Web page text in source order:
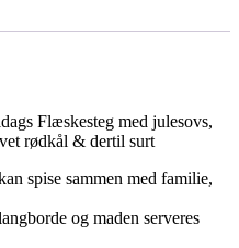
Flæskesteg med julesovs,
rødkål & dertil surt
spise sammen med familie,
og maden serveres